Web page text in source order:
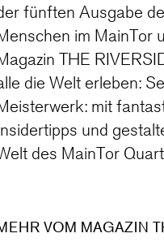
fünften Ausgabe
im MainTor
THE
die Welt erleben:
mit
und
des MainTor
VOM MAGAZIN